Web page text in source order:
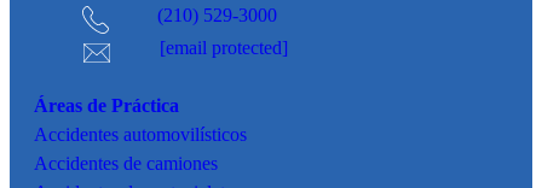
(210) 529-3000
[email protected]
Áreas de Práctica
Accidentes automovilísticos
Accidentes de camiones